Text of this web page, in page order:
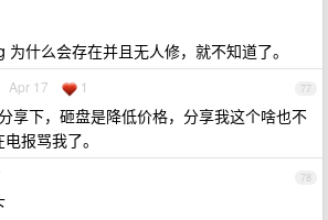
为什么会存在并且无人修，就不知道了。
77
Apr 17 1
享下，砸盘是降低价格，分享我这个啥也不
报骂我了。
78